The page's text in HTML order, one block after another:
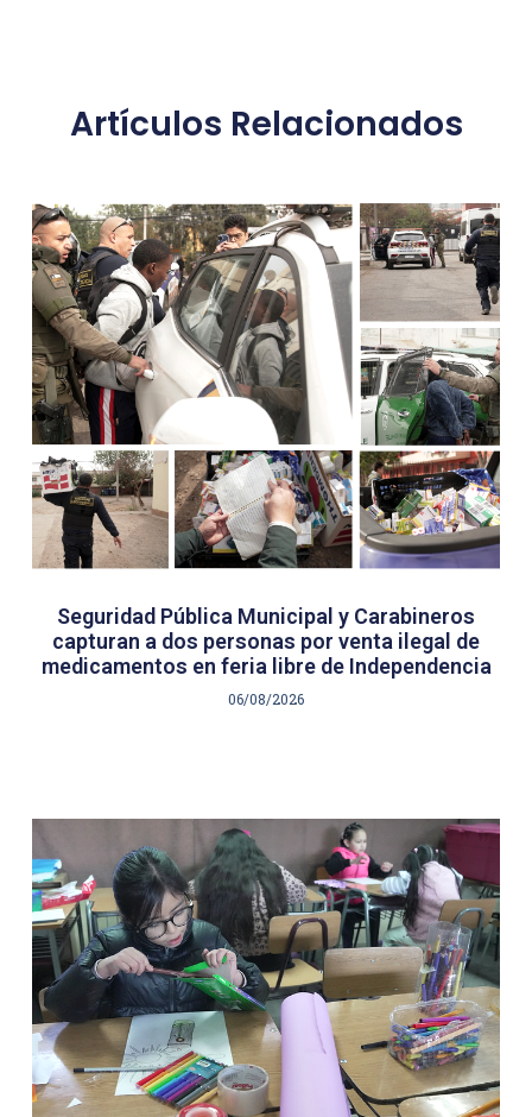
Artículos Relacionados
Seguridad Pública Municipal y Carabineros
capturan a dos personas por venta ilegal de
medicamentos en feria libre de Independencia
06/08/2026